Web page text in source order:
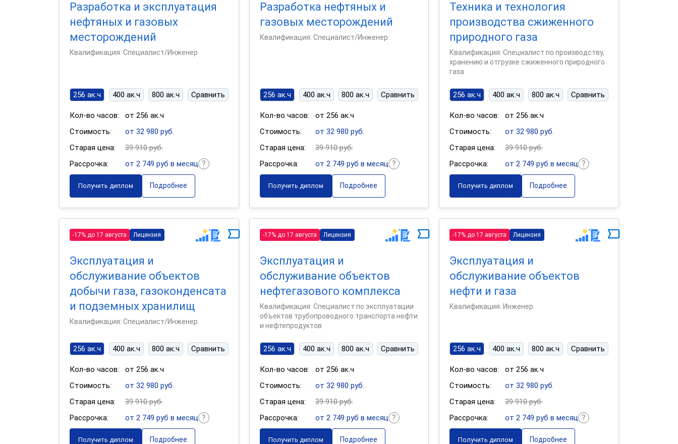
Разработка и эксплуатация
нефтяных и газовых
месторождений
Квалификация: Специалист/Инженер
256 ак.ч 400 ак.ч 800 ак.ч Сравнить
Кол-во часов:
от 256 ак.ч
Стоимость:
от 32 980 руб.
Старая цена:
39 910 руб.
Рассрочка:
от 2 749 руб в месяц
Получить диплом Подробнее
Разработка нефтяных и
газовых месторождений
Квалификация: Специалист/Инженер
256 ак.ч 400 ак.ч 800 ак.ч Сравнить
Кол-во часов:
от 256 ак.ч
Стоимость:
от 32 980 руб.
Старая цена:
39 910 руб.
Рассрочка:
от 2 749 руб в месяц
Получить диплом Подробнее
Техника и технология
производства сжиженного
природного газа
Квалификация: Специалист по производству,
хранению и отгрузке сжиженного природного
газа
256 ак.ч 400 ак.ч 800 ак.ч Сравнить
Кол-во часов:
от 256 ак.ч
Стоимость:
от 32 980 руб.
Старая цена:
39 910 руб.
Рассрочка:
от 2 749 руб в месяц
Получить диплом Подробнее
-17% до 17 августа Лицензия
Эксплуатация и
обслуживание объектов
добычи газа, газоконденсата
и подземных хранилищ
Квалификация: Специалист/Инженер
256 ак.ч 400 ак.ч 800 ак.ч Сравнить
Кол-во часов:
от 256 ак.ч
Стоимость:
от 32 980 руб.
Старая цена:
39 910 руб.
Рассрочка:
от 2 749 руб в месяц
Получить диплом Подробнее
-17% до 17 августа Лицензия
Эксплуатация и
обслуживание объектов
нефтегазового комплекса
Квалификация: Специалист по эксплуатации
объектов трубопроводного транспорта нефти
и нефтепродуктов
256 ак.ч 400 ак.ч 800 ак.ч Сравнить
Кол-во часов:
от 256 ак.ч
Стоимость:
от 32 980 руб.
Старая цена:
39 910 руб.
Рассрочка:
от 2 749 руб в месяц
Получить диплом Подробнее
-17% до 17 августа Лицензия
Эксплуатация и
обслуживание объектов
нефти и газа
Квалификация: Инженер
256 ак.ч 400 ак.ч 800 ак.ч Сравнить
Кол-во часов:
от 256 ак.ч
Стоимость:
от 32 980 руб.
Старая цена:
39 910 руб.
Рассрочка:
от 2 749 руб в месяц
Получить диплом Подробнее